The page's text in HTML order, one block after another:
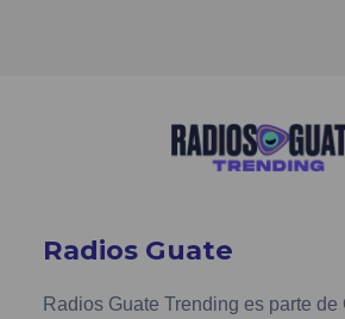
Radios Guate
Radios Guate Trending es parte